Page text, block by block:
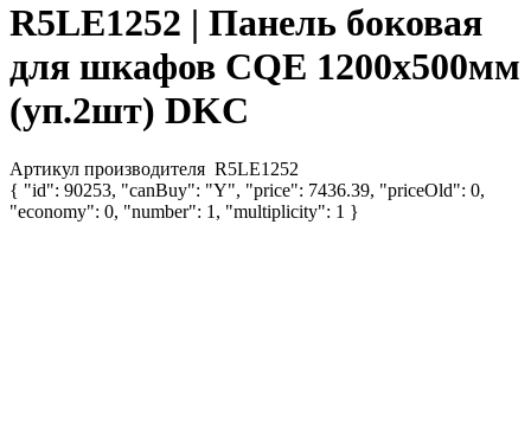
R5LE1252 | Панель боковая
для шкафов CQE 1200х500мм
(уп.2шт) DKC
Артикул производителя R5LE1252
{ "id": 90253, "canBuy": "Y", "price": 7436.39, "priceOld": 0,
"economy": 0, "number": 1, "multiplicity": 1 }